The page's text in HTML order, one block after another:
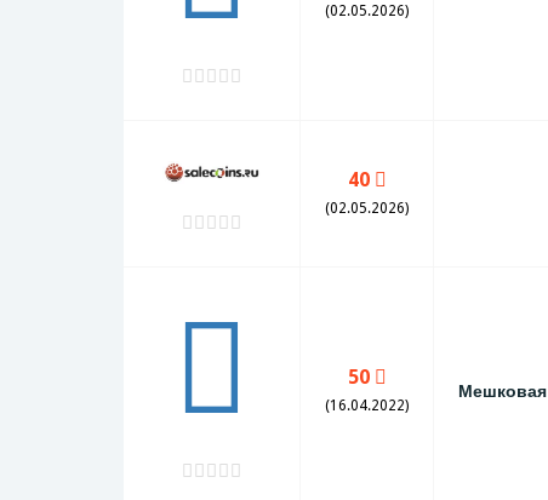
(02.05.2026)
40
(02.05.2026)
50
(16.04.2022)
Мешковая